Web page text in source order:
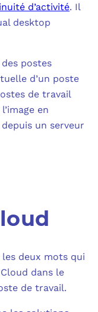
d’activité. Il
desktop
postes
d’un poste
de travail
en
un serveur
deux mots qui
dans le
de travail.